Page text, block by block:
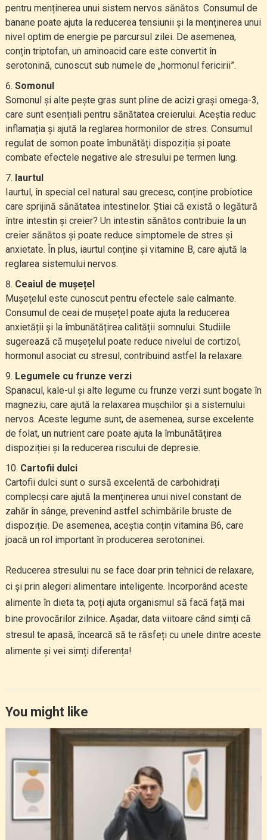
pentru menținerea unui sistem nervos sănătos. Consumul de
banane poate ajuta la reducerea tensiunii și la menținerea unui
nivel optim de energie pe parcursul zilei. De asemenea,
conțin triptofan, un aminoacid care este convertit în
serotonină, cunoscut sub numele de „hormonul fericirii”.
Somonul
Somonul și alte pește gras sunt pline de acizi grași omega-3,
care sunt esențiali pentru sănătatea creierului. Aceștia reduc
inflamația și ajută la reglarea hormonilor de stres. Consumul
regulat de somon poate îmbunătăți dispoziția și poate
combate efectele negative ale stresului pe termen lung.
Iaurtul
Iaurtul, în special cel natural sau grecesc, conține probiotice
care sprijină sănătatea intestinelor. Știai că există o legătură
între intestin și creier? Un intestin sănătos contribuie la un
creier sănătos și poate reduce simptomele de stres și
anxietate. În plus, iaurtul conține și vitamine B, care ajută la
reglarea sistemului nervos.
Ceaiul de mușețel
Mușețelul este cunoscut pentru efectele sale calmante.
Consumul de ceai de mușețel poate ajuta la reducerea
anxietății și la îmbunătățirea calității somnului. Studiile
sugerează că mușețelul poate reduce nivelul de cortizol,
hormonul asociat cu stresul, contribuind astfel la relaxare.
Legumele cu frunze verzi
Spanacul, kale-ul și alte legume cu frunze verzi sunt bogate în
magneziu, care ajută la relaxarea mușchilor și a sistemului
nervos. Aceste legume sunt, de asemenea, surse excelente
de folat, un nutrient care poate ajuta la îmbunătățirea
dispoziției și la reducerea riscului de depresie.
Cartofii dulci
Cartofii dulci sunt o sursă excelentă de carbohidrați
complecși care ajută la menținerea unui nivel constant de
zahăr în sânge, prevenind astfel schimbările bruste de
dispoziție. De asemenea, aceștia conțin vitamina B6, care
joacă un rol important în producerea serotoninei.
Reducerea stresului nu se face doar prin tehnici de relaxare,
ci și prin alegeri alimentare inteligente. Incorporând aceste
alimente în dieta ta, poți ajuta organismul să facă față mai
bine provocărilor zilnice. Așadar, data viitoare când simți că
stresul te apasă, încearcă să te răsfeți cu unele dintre aceste
alimente și vei simți diferența!
You might like